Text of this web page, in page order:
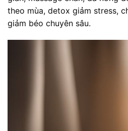
theo mùa, detox giảm stress,
giảm béo chuyên sâu.